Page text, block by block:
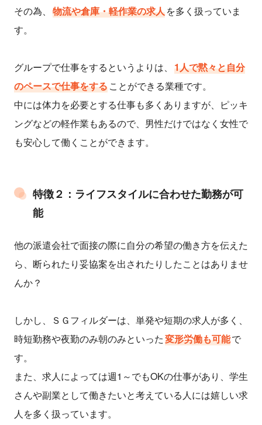
その為、 物流や倉庫・軽作業の求人を多く扱っていま
す。
グループで仕事をするというよりは、 1人で黙々と自分
のペースで仕事をすることができる業種です。
中には体力を必要とする仕事も多くありますが、ピッキ
ングなどの軽作業もあるので、男性だけではなく女性で
も安心して働くことができます。
特徴２：ライフスタイルに合わせた勤務が可
能
他の派遣会社で面接の際に自分の希望の働き方を伝えた
ら、断られたり妥協案を出されたりしたことはありませ
んか？
しかし、ＳＧフィルダーは、単発や短期の求人が多く、
時短勤務や夜勤のみ朝のみといった変形労働も可能で
す。
また、求人によっては週1～でもOKの仕事があり、学生
さんや副業として働きたいと考えている人には嬉しい求
人を多く扱っています。